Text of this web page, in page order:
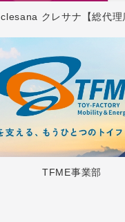
clesana クレサナ【総代理
TFME事業部